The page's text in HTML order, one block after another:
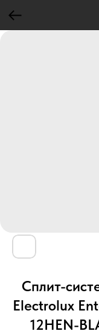
Сплит-
Electrolux
12HEN-